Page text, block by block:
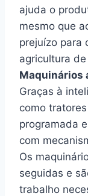
ajuda o
mesmo que
prejuízo para
agricultura
Maquinários
Graças à
como
programada
com
Os
seguidas e
trabalho